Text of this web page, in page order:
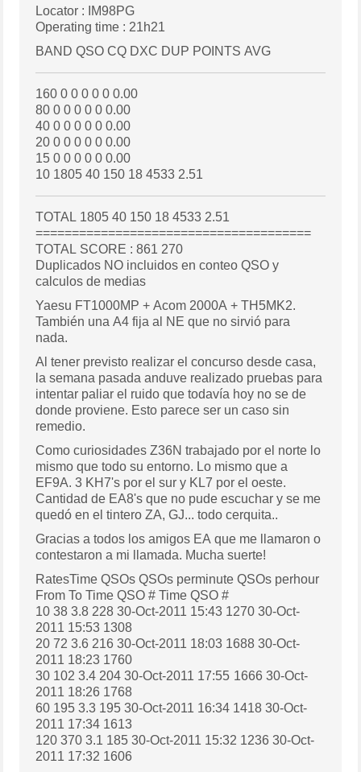
Locator : IM98PG
Operating time : 21h21
BAND QSO CQ DXC DUP POINTS AVG
160 0 0 0 0 0 0.00
80 0 0 0 0 0 0.00
40 0 0 0 0 0 0.00
20 0 0 0 0 0 0.00
15 0 0 0 0 0 0.00
10 1805 40 150 18 4533 2.51
TOTAL 1805 40 150 18 4533 2.51
======================================
TOTAL SCORE : 861 270
Duplicados NO incluidos en conteo QSO y
calculos de medias
Yaesu FT1000MP + Acom 2000A + TH5MK2.
También una A4 fija al NE que no sirvió para
nada.
Al tener previsto realizar el concurso desde casa,
la semana pasada anduve realizado pruebas para
intentar paliar el ruido que todavía hoy no se de
donde proviene. Esto parece ser un caso sin
remedio.
Como curiosidades Z36N trabajado por el norte lo
mismo que todo su entorno. Lo mismo que a
EF9A. 3 KH7's por el sur y KL7 por el oeste.
Cantidad de EA8's que no pude escuchar y se me
quedó en el tintero ZA, GJ... todo cerquita..
Gracias a todos los amigos EA que me llamaron o
contestaron a mi llamada. Mucha suerte!
RatesTime QSOs QSOs perminute QSOs perhour
From To Time QSO # Time QSO #
10 38 3.8 228 30-Oct-2011 15:43 1270 30-Oct-
2011 15:53 1308
20 72 3.6 216 30-Oct-2011 18:03 1688 30-Oct-
2011 18:23 1760
30 102 3.4 204 30-Oct-2011 17:55 1666 30-Oct-
2011 18:26 1768
60 195 3.3 195 30-Oct-2011 16:34 1418 30-Oct-
2011 17:34 1613
120 370 3.1 185 30-Oct-2011 15:32 1236 30-Oct-
2011 17:32 1606